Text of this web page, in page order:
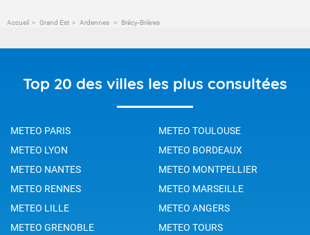
Accueil Grand Est Ardennes Brécy-Brières
Top 20 des villes les plus consultées
METEO PARIS
METEO TOULOUSE
METEO LYON
METEO BORDEAUX
METEO NANTES
METEO MONTPELLIER
METEO RENNES
METEO MARSEILLE
METEO LILLE
METEO ANGERS
METEO GRENOBLE
METEO TOURS